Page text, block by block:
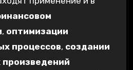
‚ оптимизации
процессов‚ создании